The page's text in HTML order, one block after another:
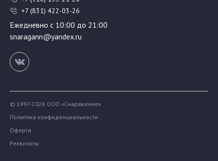
+7 (831) 422-03-26
Ежедневно с 10:00 до 21:00
snaragann@yandex.ru
© 1997-2026 ООО «Снаряжение»
Политика конфиденциальности
Оферта
Реквизиты